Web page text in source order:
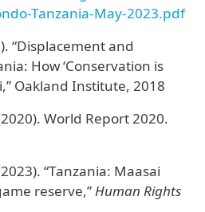
Tanzania-May-2023.pdf
“Displacement and
How ‘Conservation is
Oakland Institute, 2018
World Report 2020.
“Tanzania: Maasai
reserve,”Human Rights